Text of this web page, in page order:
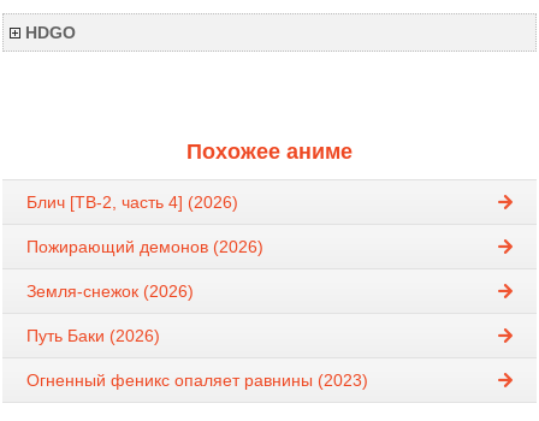
HDGO
Похожее аниме
Блич [ТВ-2, часть 4] (2026)
Пожирающий демонов (2026)
Земля-снежок (2026)
Путь Баки (2026)
Огненный феникс опаляет равнины (2023)